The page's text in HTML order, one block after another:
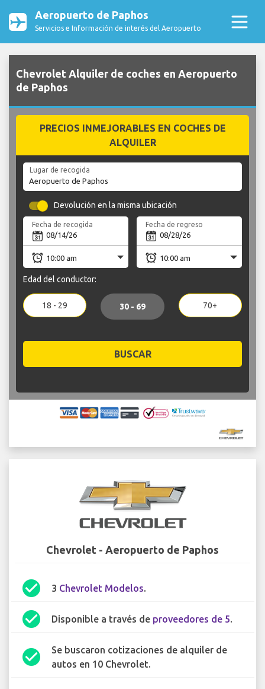
Aeropuerto de Paphos
Servicios e Información de interés del Aeropuerto
Chevrolet Alquiler de coches en Aeropuerto
de Paphos
PRECIOS INMEJORABLES EN COCHES DE
ALQUILER
Lugar de recogida
Devolución en la misma ubicación
Fecha de recogida Fecha de regreso
Edad del conductor:
18 - 29 30 - 69 70+
BUSCAR
Chevrolet - Aeropuerto de Paphos
check_circle 3 Chevrolet Modelos.
check_circle Disponible a través de proveedores de 5.
check_circle
Se buscaron cotizaciones de alquiler de
autos en 10 Chevrolet.